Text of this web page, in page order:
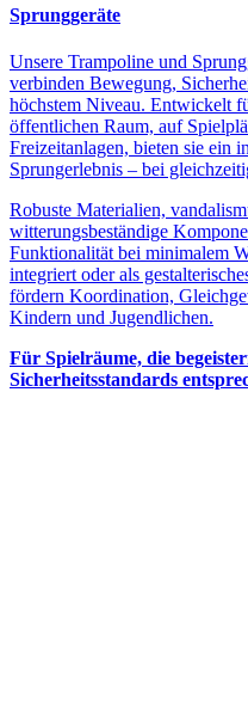
Sprunggeräte
Unsere Trampoline und
verbinden Bewegung,
höchstem Niveau. Entwickelt
öffentlichen Raum, auf
Freizeitanlagen, bieten sie ein
Sprungerlebnis – bei
Robuste Materialien,
witterungsbeständige
Funktionalität bei minimalem
integriert oder als
fördern Koordination,
Kindern und Jugendlichen.
Für Spielräume, die
Sicherheitsstandards